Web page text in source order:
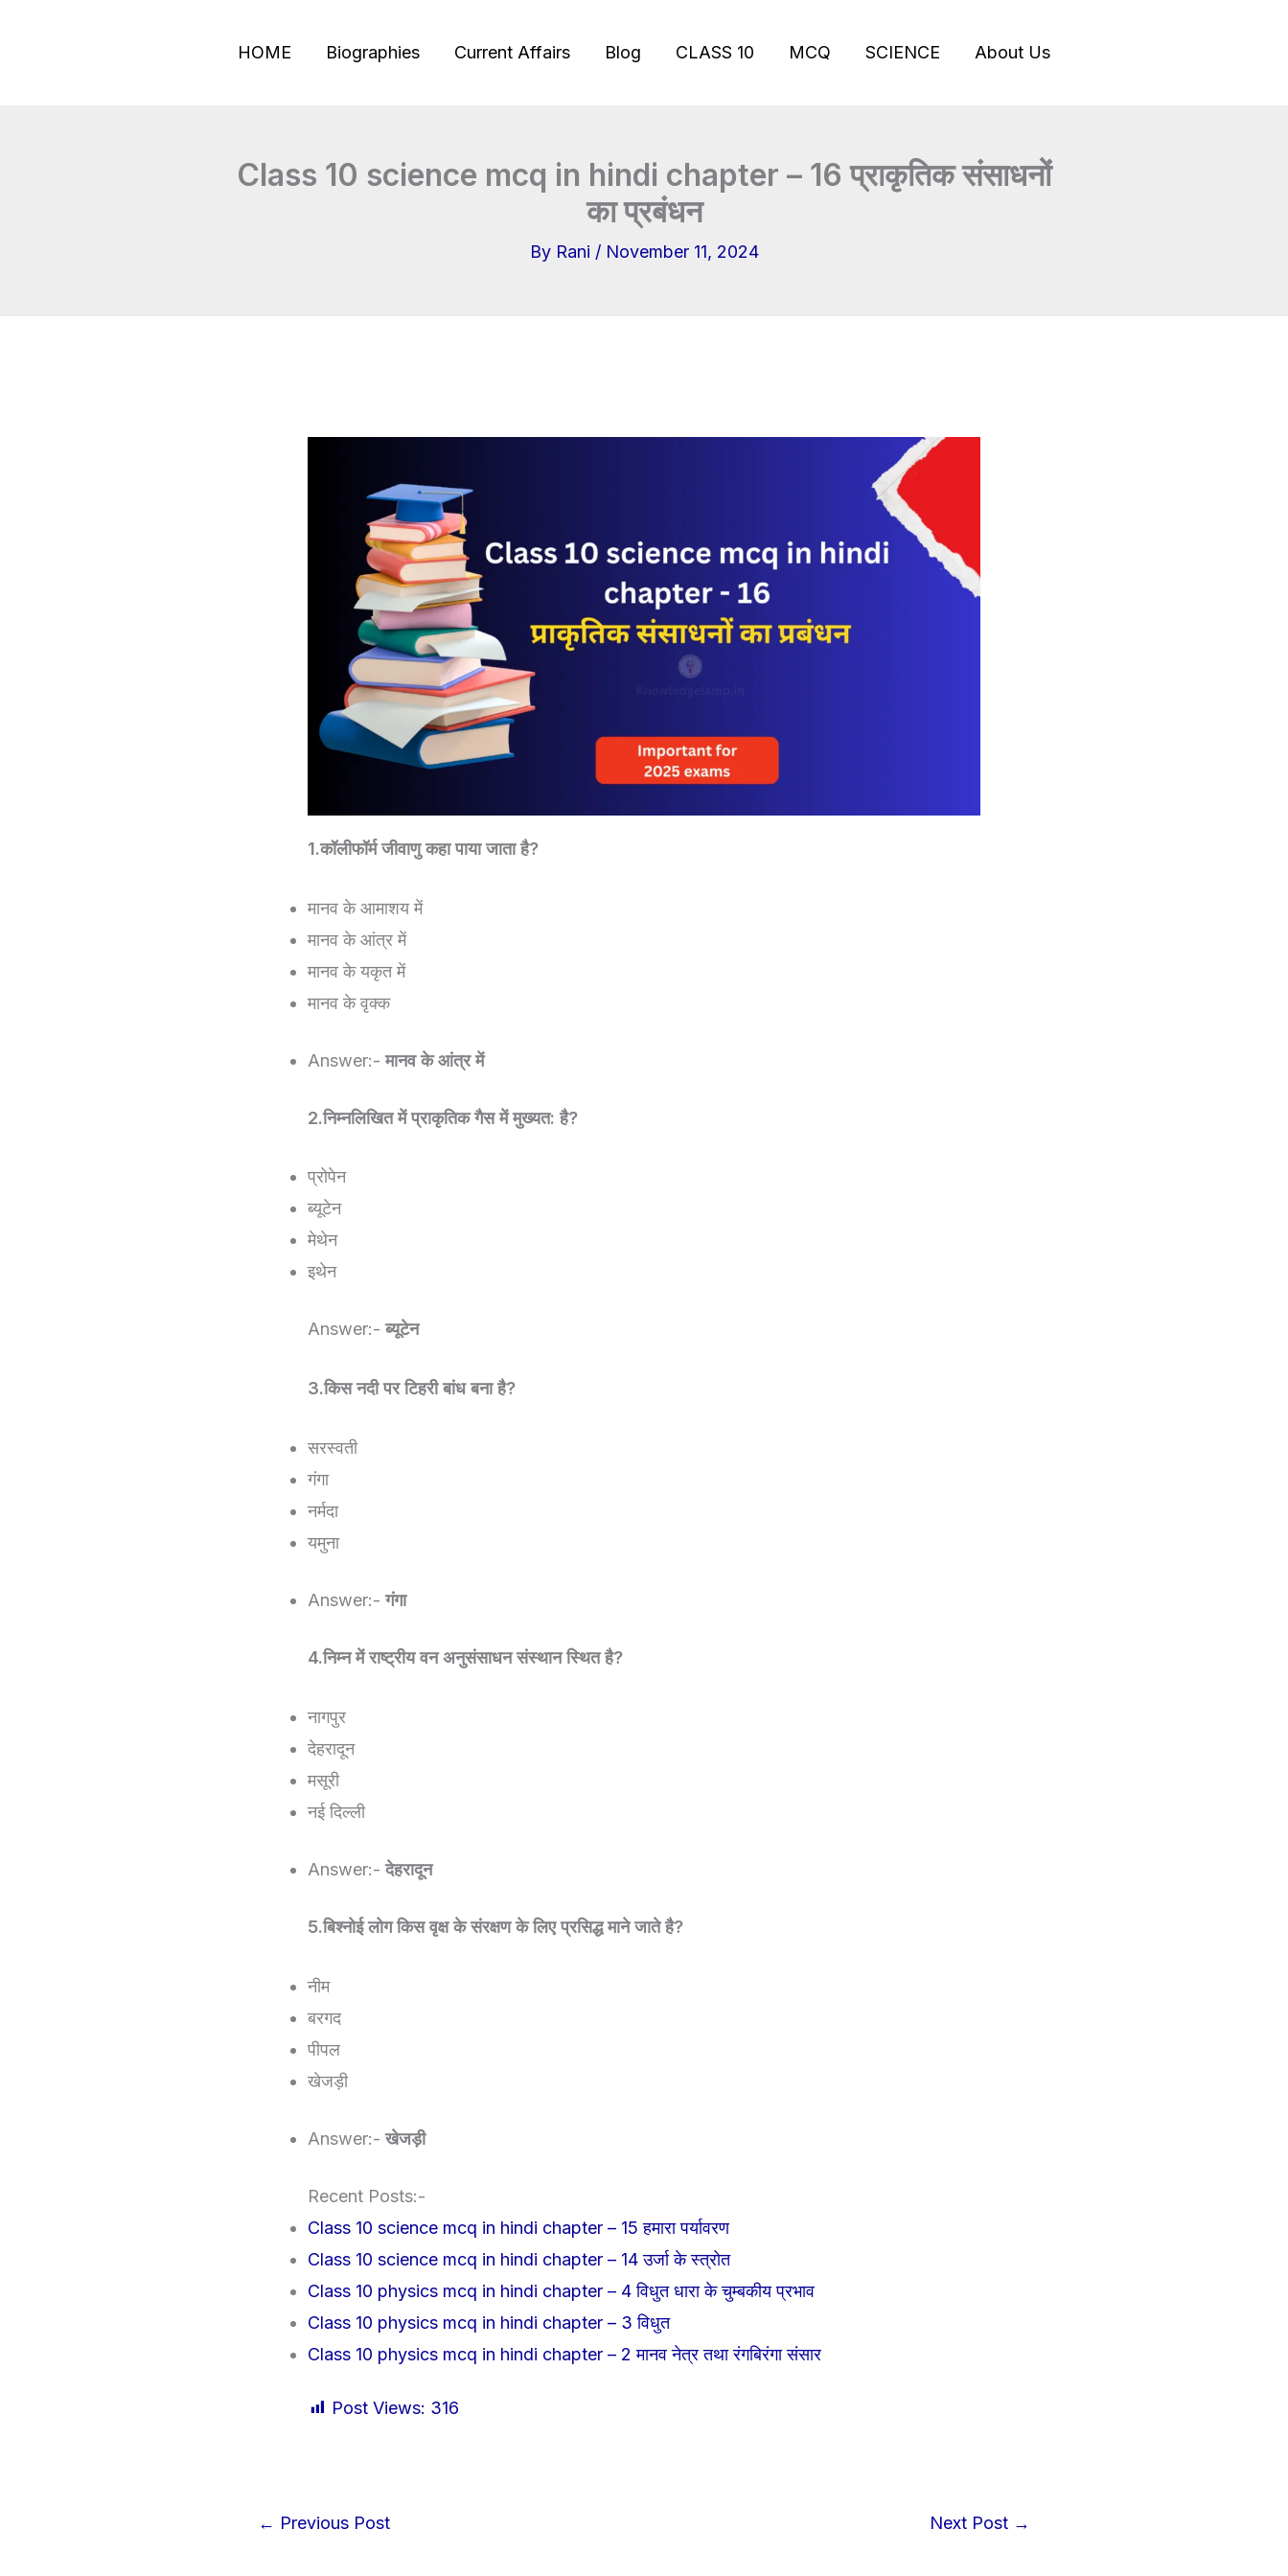
HOME Biographies Current Affairs Blog CLASS 10 MCQ SCIENCE About Us
Class 10 science mcq in hindi chapter – 16 प्राकृतिक संसाधनों
का प्रबंधन
By Rani / November 11, 2024
1.कॉलीफॉर्म जीवाणु कहा पाया जाता है?
मानव के आमाशय में
मानव के आंत्र में
मानव के यकृत में
मानव के वृक्क
Answer:- मानव के आंत्र में
2.निम्नलिखित में प्राकृतिक गैस में मुख्यत: है?
प्रोपेन
ब्यूटेन
मेथेन
इथेन
Answer:- ब्यूटेन
3.किस नदी पर टिहरी बांध बना है?
सरस्वती
गंगा
नर्मदा
यमुना
Answer:-गंगा
4.निम्न में राष्ट्रीय वन अनुसंसाधन संस्थान स्थित है?
नागपुर
देहरादून
मसूरी
नई दिल्ली
Answer:-देहरादून
5.बिश्नोई लोग किस वृक्ष के संरक्षण के लिए प्रसिद्ध माने जाते है?
नीम
बरगद
पीपल
खेजड़ी
Answer:-खेजड़ी
Recent Posts:-
Class 10 science mcq in hindi chapter – 15 हमारा पर्यावरण
Class 10 science mcq in hindi chapter – 14 उर्जा के स्त्रोत
Class 10 physics mcq in hindi chapter – 4 विधुत धारा के चुम्बकीय प्रभाव
Class 10 physics mcq in hindi chapter – 3 विधुत
Class 10 physics mcq in hindi chapter – 2 मानव नेत्र तथा रंगबिरंगा संसार
Post Views: 316
← Previous Post Next Post →